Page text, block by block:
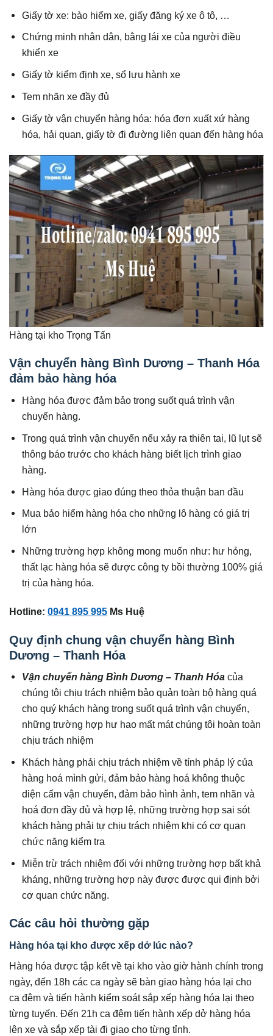
Giấy tờ xe: bào hiểm xe, giấy đăng ký xe ô tô, …
Chứng minh nhân dân, bằng lái xe của người điều
khiển xe
Giấy tờ kiểm định xe, sổ lưu hành xe
Tem nhãn xe đầy đủ
Giấy tờ vận chuyển hàng hóa: hóa đơn xuất xứ hàng
hóa, hải quan, giấy tờ đi đường liên quan đến hàng hóa
Hàng tại kho Trọng Tấn
Vận chuyển hàng Bình Dương – Thanh Hóa
đảm bảo hàng hóa
Hàng hóa được đảm bảo trong suốt quá trình vận
chuyển hàng.
Trong quá trình vận chuyển nếu xảy ra thiên tai, lũ lụt sẽ
thông báo trước cho khách hàng biết lịch trình giao
hàng.
Hàng hóa được giao đúng theo thỏa thuận ban đầu
Mua bảo hiểm hàng hóa cho những lô hàng có giá trị
lớn
Những trường hợp không mong muốn như: hư hỏng,
thất lạc hàng hóa sẽ được công ty bồi thường 100% giá
trị của hàng hóa.
Hotline: 0941 895 995 Ms Huệ
Quy định chung vận chuyển hàng Bình
Dương – Thanh Hóa
Vận chuyển hàng Bình Dương – Thanh Hóacủa
chúng tôi chịu trách nhiệm bảo quản toàn bộ hàng quá
cho quý khách hàng trong suốt quá trình vận chuyển,
những trường hợp hư hao mất mát chúng tôi hoàn toàn
chịu trách nhiệm
Khách hàng phải chịu trách nhiệm về tính pháp lý của
hàng hoá mình gửi, đảm bảo hàng hoá không thuộc
diện cấm vận chuyển, đảm bảo hình ảnh, tem nhãn và
hoá đơn đầy đủ và hợp lệ, những trường hợp sai sót
khách hàng phải tự chịu trách nhiệm khi có cơ quan
chức năng kiểm tra
Miễn trừ trách nhiệm đối với những trường hợp bất khả
kháng, những trường hợp này được được qui định bởi
cơ quan chức năng.
Các câu hỏi thường gặp
Hàng hóa tại kho được xếp dở lúc nào?
Hàng hóa được tập kết về tại kho vào giờ hành chính trong
ngày, đến 18h các ca ngày sẽ bàn giao hàng hóa lại cho
ca đêm và tiến hành kiểm soát sắp xếp hàng hóa lại theo
từng tuyến. Đến 21h ca đêm tiến hành xếp dở hàng hóa
lên xe và sắp xếp tài đi giao cho từng tỉnh.